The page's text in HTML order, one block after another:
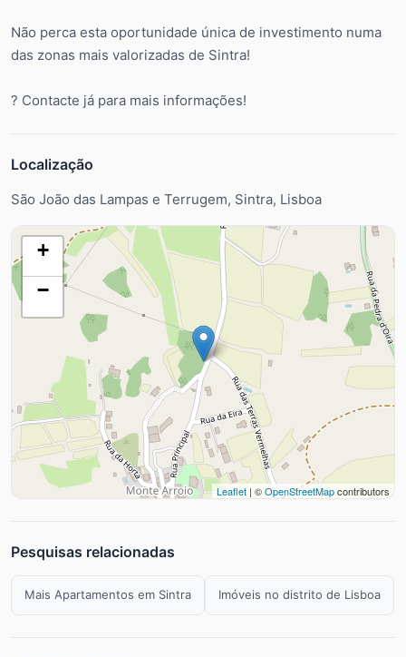
Não perca esta oportunidade única de investimento numa
das zonas mais valorizadas de Sintra!
? Contacte já para mais informações!
Localização
São João das Lampas e Terrugem, Sintra, Lisboa
+
−
Leaflet | ©OpenStreetMapcontributors
Pesquisas relacionadas
Mais Apartamentos em Sintra Imóveis no distrito de Lisboa